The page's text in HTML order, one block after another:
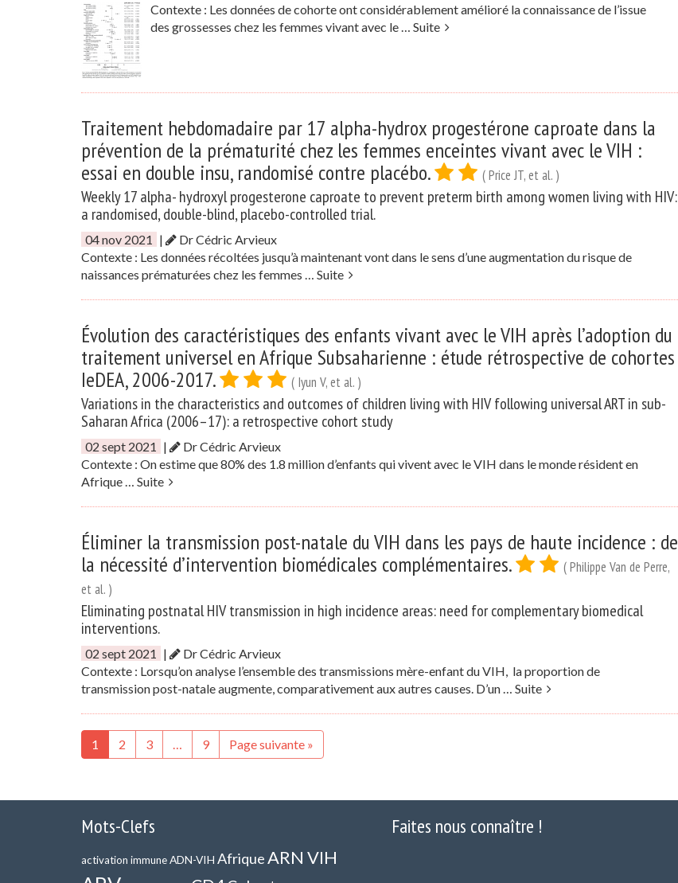
Contexte : Les données de cohorte ont considérablement amélioré la connaissance de l’issue
des grossesses chez les femmes vivant avec le … Suite
Traitement hebdomadaire par 17 alpha-hydrox progestérone caproate dans la
prévention de la prématurité chez les femmes enceintes vivant avec le VIH :
essai en double insu, randomisé contre placébo.
( Price JT, et al. )
Weekly 17 alpha- hydroxyl progesterone caproate to prevent preterm birth among women living with HIV:
a randomised, double-blind, placebo-controlled trial.
04 nov 2021 |
Dr Cédric Arvieux
Contexte : Les données récoltées jusqu’à maintenant vont dans le sens d’une augmentation du risque de
naissances prématurées chez les femmes … Suite
Évolution des caractéristiques des enfants vivant avec le VIH après l’adoption du
traitement universel en Afrique Subsaharienne : étude rétrospective de cohortes
IeDEA, 2006-2017.
( Iyun V, et al. )
Variations in the characteristics and outcomes of children living with HIV following universal ART in sub-
Saharan Africa (2006–17): a retrospective cohort study
02 sept 2021 |
Dr Cédric Arvieux
Contexte : On estime que 80% des 1.8 million d’enfants qui vivent avec le VIH dans le monde résident en
Afrique … Suite
Éliminer la transmission post-natale du VIH dans les pays de haute incidence : de
la nécessité d’intervention biomédicales complémentaires.
( Philippe Van de Perre,
et al. )
Eliminating postnatal HIV transmission in high incidence areas: need for complementary biomedical
interventions.
02 sept 2021 |
Dr Cédric Arvieux
Contexte : Lorsqu’on analyse l’ensemble des transmissions mère-enfant du VIH, la proportion de
transmission post-natale augmente, comparativement aux autres causes. D’un … Suite
1 2 3 … 9 Page suivante »
Mots-Clefs
activation immuneADN-VIH AfriqueARN VIH
Faites nous connaître !